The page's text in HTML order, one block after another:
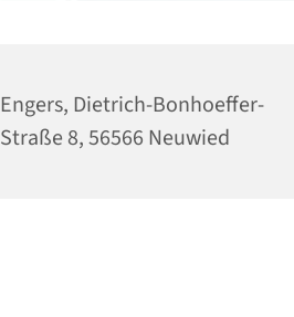
Engers, Dietrich-Bonhoeffer-
Straße 8, 56566 Neuwied